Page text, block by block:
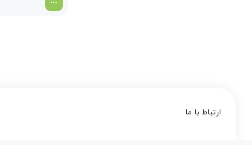
ارتباط با ما